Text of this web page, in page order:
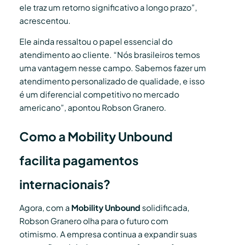
ele traz um retorno significativo a longo prazo”,
acrescentou.
Ele ainda ressaltou o papel essencial do
atendimento ao cliente. “Nós brasileiros temos
uma vantagem nesse campo. Sabemos fazer um
atendimento personalizado de qualidade, e isso
é um diferencial competitivo no mercado
americano”, apontou Robson Granero.
Como a Mobility Unbound
facilita pagamentos
internacionais?
Agora, com a Mobility Unbound solidificada,
Robson Granero olha para o futuro com
otimismo. A empresa continua a expandir suas